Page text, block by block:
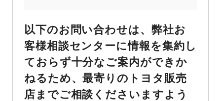
以下のお問い合わせは、弊社お
客様相談センターに情報を集約し
ておらず十分なご案内ができか
ねるため、最寄りのトヨタ販売
店までご相談くださいますよう